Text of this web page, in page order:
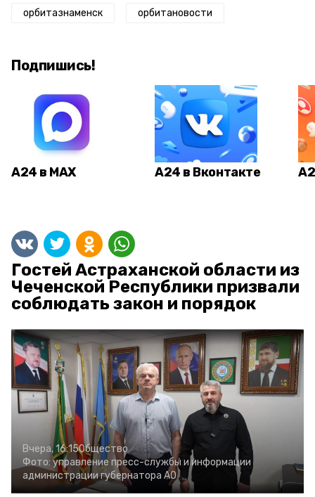
орбитазнаменск орбитановости
Подпишись!
А24 в MAX А24 в Вконтакте
Гостей Астраханской области из
Чеченской Республики призвали
соблюдать закон и порядок
Вчера, 16:15Общество
Фото: управление пресс-службы и информации
администрации губернатора АО